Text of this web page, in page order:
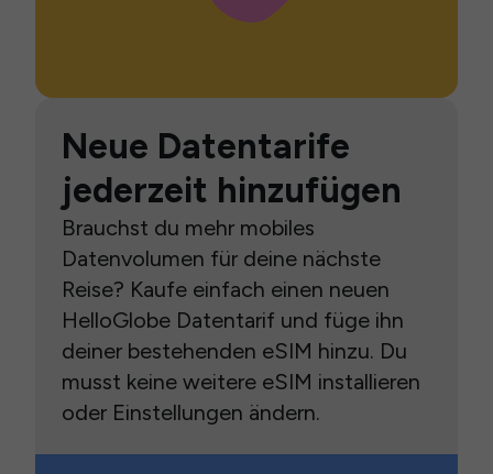
Neue Datentarife
jederzeit hinzufügen
Brauchst du mehr mobiles
Datenvolumen für deine nächste
Reise? Kaufe einfach einen neuen
HelloGlobe Datentarif und füge ihn
deiner bestehenden eSIM hinzu. Du
musst keine weitere eSIM installieren
oder Einstellungen ändern.